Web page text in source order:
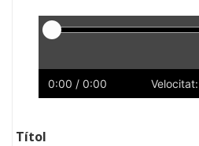
0:00 / 0:00
Títol